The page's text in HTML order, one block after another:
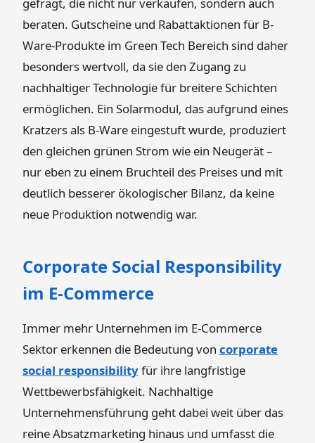
gefragt, die nicht nur verkaufen, sondern auch
beraten. Gutscheine und Rabattaktionen für B-
Ware-Produkte im Green Tech Bereich sind daher
besonders wertvoll, da sie den Zugang zu
nachhaltiger Technologie für breitere Schichten
ermöglichen. Ein Solarmodul, das aufgrund eines
Kratzers als B-Ware eingestuft wurde, produziert
den gleichen grünen Strom wie ein Neugerät –
nur eben zu einem Bruchteil des Preises und mit
deutlich besserer ökologischer Bilanz, da keine
neue Produktion notwendig war.
Corporate Social Responsibility
im E-Commerce
Immer mehr Unternehmen im E-Commerce
Sektor erkennen die Bedeutung von corporate
social responsibilityfür ihre langfristige
Wettbewerbsfähigkeit. Nachhaltige
Unternehmensführung geht dabei weit über das
reine Absatzmarketing hinaus und umfasst die